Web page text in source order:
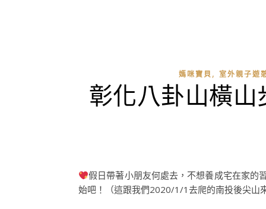
媽咪寶貝, 室外親子遊
彰化八卦山橫
假日帶著小朋友何處去，不想養成宅在家的
始吧！（這跟我們2020/1/1去爬的南投後尖山